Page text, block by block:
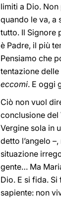
limiti a Dio.
quando le va, a
tutto. Il Signore
è Padre, il più
Pensiamo che
tentazione
eccomi. E oggi
Ciò non vuol
conclusione del
Vergine sola in
detto l’angelo
situazione
gente… Ma
Dio. E si fida.
sapiente: non